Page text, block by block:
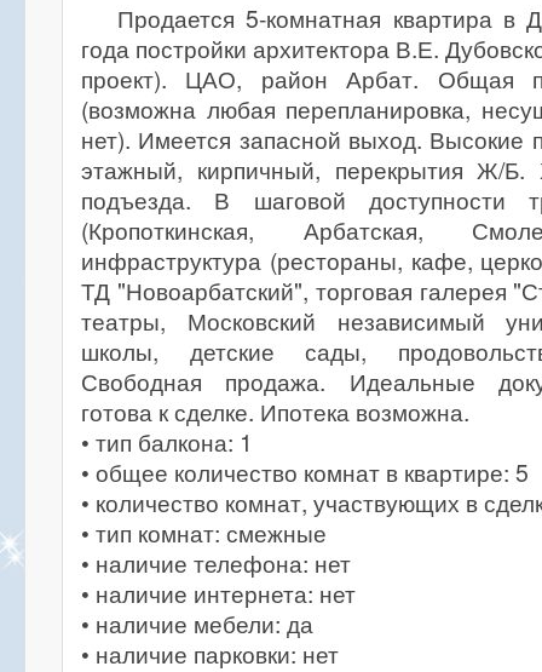
Продается 5-комнатная квартира в
года постройки архитектора В.Е.
проект). ЦАО, район Арбат. Общая
(возможна любая перепланировка,
нет). Имеется запасной выход. Высокие
этажный, кирпичный, перекрытия Ж/Б.
подъезда. В шаговой доступности
(Кропоткинская, Арбатская,
инфраструктура (рестораны, кафе,
ТД "Новоарбатский", торговая галерея
театры, Московский независимый
школы, детские сады,
Свободная продажа. Идеальные
готова к сделке. Ипотека возможна.
• тип балкона: 1
• общее количество комнат в квартире: 5
• количество комнат, участвующих в
• тип комнат: смежные
• наличие телефона: нет
• наличие интернета: нет
• наличие мебели: да
• наличие парковки: нет